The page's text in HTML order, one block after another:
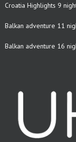
Croatia Highlights 9
Balkan adventure 11
Balkan adventure 16